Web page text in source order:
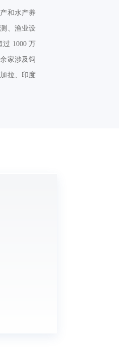
和水产养
、渔业设
1000 万
家涉及饲
拉、印度